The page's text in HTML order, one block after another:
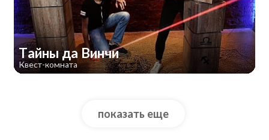
Тайны да Винчи
Квест-комната
показать еще